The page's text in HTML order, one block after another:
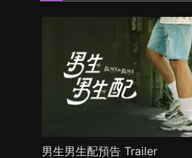
男生男生配預告 Trailer